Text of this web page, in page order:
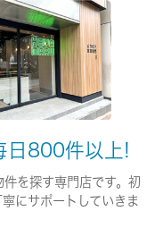
日800件以上!
を探す専門店です。初
にサポートしていきま